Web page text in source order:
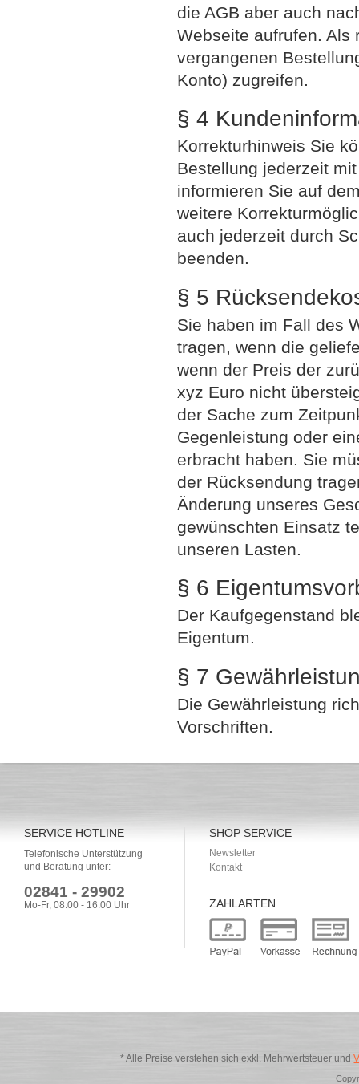
die AGB aber auch
Webseite aufrufen. Als
vergangenen
Konto) zugreifen.
§ 4
Korrekturhinweis Sie
Bestellung jederzeit
informieren Sie auf
weitere
auch jederzeit durch
beenden.
§ 5
Sie haben im Fall des
tragen, wenn die
wenn der Preis der
xyz Euro nicht
der Sache zum
Gegenleistung oder
erbracht haben. Sie
der Rücksendung
Änderung unseres
gewünschten Einsatz
unseren Lasten.
§ 6
Der Kaufgegenstand
Eigentum.
§ 7
Die Gewährleistung
Vorschriften.
SERVICE HOTLINE
Telefonische Unterstützung
und Beratung unter:
02841 - 29902
Mo-Fr, 08:00 - 16:00 Uhr
SHOP SERVICE
Newsletter
Kontakt
ZAHLARTEN
* Alle Preise verstehen sich exkl. Mehrwertsteuer und